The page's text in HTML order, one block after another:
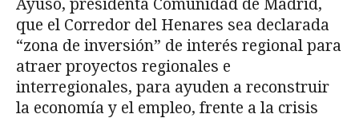
Ayuso, presidenta Comunidad de Madrid,
que el Corredor del Henares sea declarada
“zona de inversión” de interés regional para
atraer proyectos regionales e
interregionales, para ayuden a reconstruir
la economía y el empleo, frente a la crisis